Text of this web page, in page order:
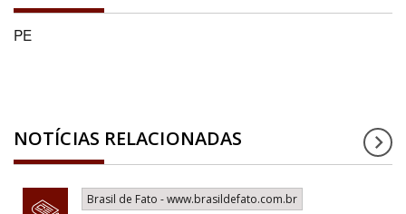
PE
NOTÍCIAS RELACIONADAS
Brasil de Fato - www.brasildefato.com.br